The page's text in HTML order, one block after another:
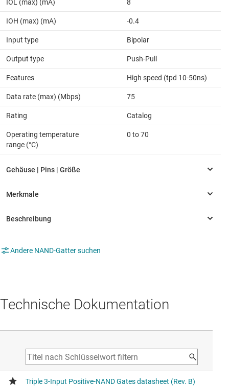
IOL (max) (mA) 8
IOH (max) (mA) -0.4
Input type Bipolar
Output type Push-Pull
Features High speed (tpd 10-50ns)
Data rate (max) (Mbps) 75
Rating Catalog
Operating temperature
range (°C)
0 to 70
Andere NAND-Gatter suchen
Technische Dokumentation